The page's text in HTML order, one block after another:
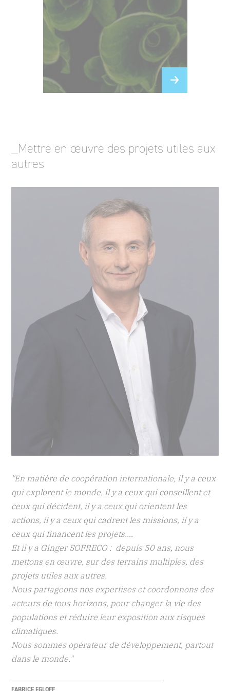
_Mettre en œuvre des projets utiles aux
autres
"En matière de coopération internationale, il y a ceux
qui explorent le monde, il y a ceux qui conseillent et
ceux qui décident, il y a ceux qui orientent les
actions, il y a ceux qui cadrent les missions, il y a
ceux qui financent les projets....
Et il y a Ginger SOFRECO : depuis 50 ans, nous
mettons en œuvre, sur des terrains multiples, des
projets utiles aux autres.
Nous partageons nos expertises et coordonnons des
acteurs de tous horizons, pour changer la vie des
populations et réduire leur exposition aux risques
climatiques.
Nous sommes opérateur de développement, partout
dans le monde."
FABRICE EGLOFF